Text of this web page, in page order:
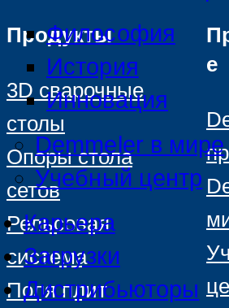
Философия
История
Инновация
Demmeler в мире
Учебный центр
Карьера
Загрузки
Дистрибьюторы
Продукты
3D сварочные
столы
Опоры стола
сетов
Рельсовая
система
Поля плит
е